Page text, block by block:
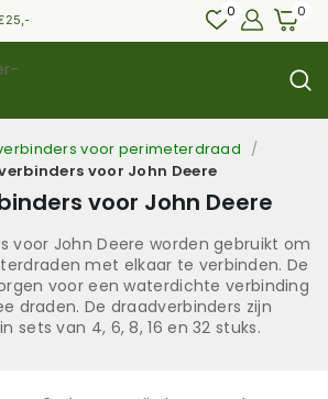
0 0
voor perimeterdraad /
voor John Deere
voor John Deere
voor John Deere worden gebruikt om
met elkaar te verbinden. De
voor een waterdichte verbinding
draden. De draadverbinders zijn
sets van 4, 6, 8, 16 en 32 stuks.